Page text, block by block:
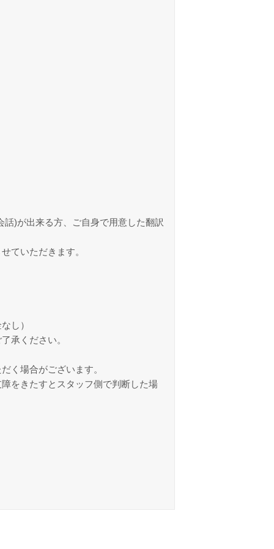
)が出来る方、ご自身で用意した翻訳
ていただきます。
し）
承ください。
く場合がございます。
をきたすとスタッフ側で判断した場